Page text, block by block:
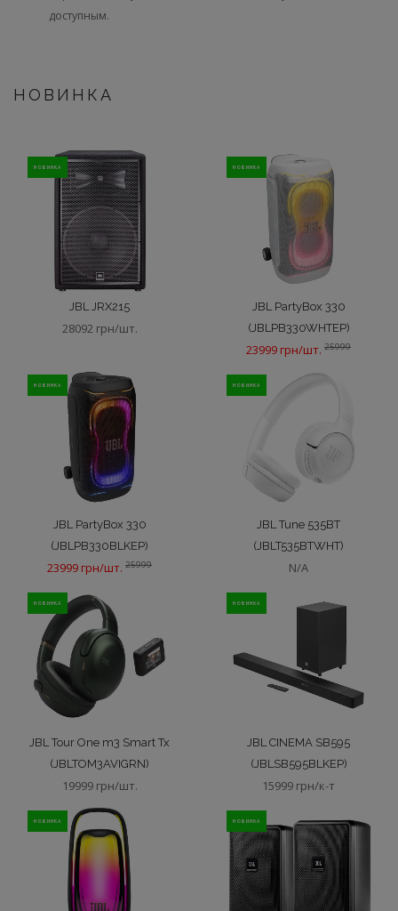
доступным.
НОВИНКА
НОВИНКА
JBL JRX215
28092 грн/шт.
НОВИНКА
JBL PartyBox 330
(JBLPB330WHTEP)
23999 грн/шт. 25999
НОВИНКА
JBL PartyBox 330
(JBLPB330BLKEP)
23999 грн/шт. 25999
НОВИНКА
JBL Tune 535BT
(JBLT535BTWHT)
N/A
НОВИНКА
JBL Tour One m3 Smart Tx
(JBLTOM3AVIGRN)
19999 грн/шт.
НОВИНКА
JBL CINEMA SB595
(JBLSB595BLKEP)
15999 грн/к-т
НОВИНКА НОВИНКА